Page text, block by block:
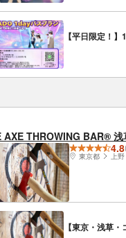
【平日限定！
AXE THROWING BAR®︎ 浅
4.8
東京都
上
【東京・浅草